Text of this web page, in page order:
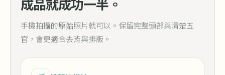
成品就成功一半。
手機拍攝的原始照片就可以。保留完整頭部與清楚五
官，會更適合去背與排版。